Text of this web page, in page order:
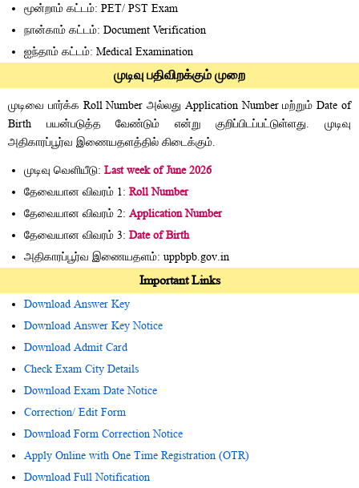
மூன்றாம் கட்டம்: PET/ PST Exam
நான்காம் கட்டம்: Document Verification
ஐந்தாம் கட்டம்: Medical Examination
முடிவு பதிவிறக்கும் முறை
முடிவை பார்க்க Roll Number அல்லது Application Number மற்றும் Date of
Birth பயன்படுத்த வேண்டும் என்று குறிப்பிடப்பட்டுள்ளது. முடிவு
அதிகாரப்பூர்வ இணையதளத்தில் கிடைக்கும்.
முடிவு வெளியீடு: Last week of June 2026
தேவையான விவரம் 1: Roll Number
தேவையான விவரம் 2: Application Number
தேவையான விவரம் 3: Date of Birth
அதிகாரப்பூர்வ இணையதளம்: uppbpb.gov.in
Important Links
Download Answer Key
Download Answer Key Notice
Download Admit Card
Check Exam City Details
Download Exam Date Notice
Correction/ Edit Form
Download Form Correction Notice
Apply Online with One Time Registration (OTR)
Download Full Notification